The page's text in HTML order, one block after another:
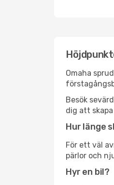
Omaha
Besök
dig att
Hur länge
För ett väl
pärlor och
Hyr en bil?